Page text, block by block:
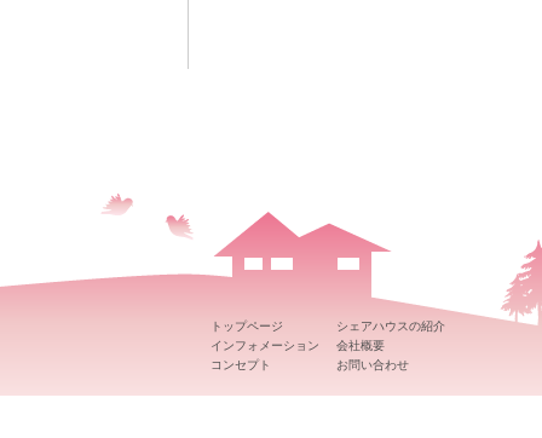
トップページ
インフォメーション
コンセプト
シェアハウスの紹介
会社概要
お問い合わせ